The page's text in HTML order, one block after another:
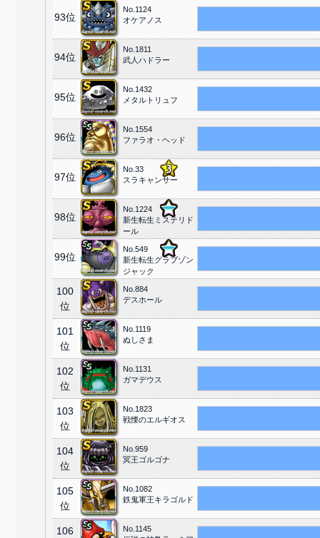
93位
No.1124
オケアノス
94位
No.1811
武人ハドラー
95位
No.1432
メタルトリュフ
96位
No.1554
ファラオ・ヘッド
97位
No.33
スラキャンサー
98位
No.1224
新生転生ミステリド
ール
99位
No.549
新生転生グラブゾン
ジャック
100
位
No.884
デスホール
101
位
No.1119
ぬしさま
102
位
No.1131
ガマデウス
103
位
No.1823
戦慄のエルギオス
104
位
No.959
冥王ゴルゴナ
105
位
No.1082
鉄鬼軍王キラゴルド
106
No.1145